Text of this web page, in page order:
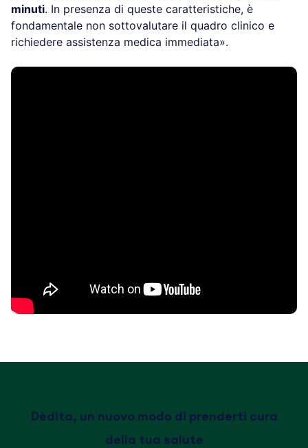
minuti. In presenza di queste caratteristiche, è
fondamentale non sottovalutare il quadro clinico e
richiedere assistenza medica immediata».
Dèdita, un nuovo modo di prenderti cura
della tua salute